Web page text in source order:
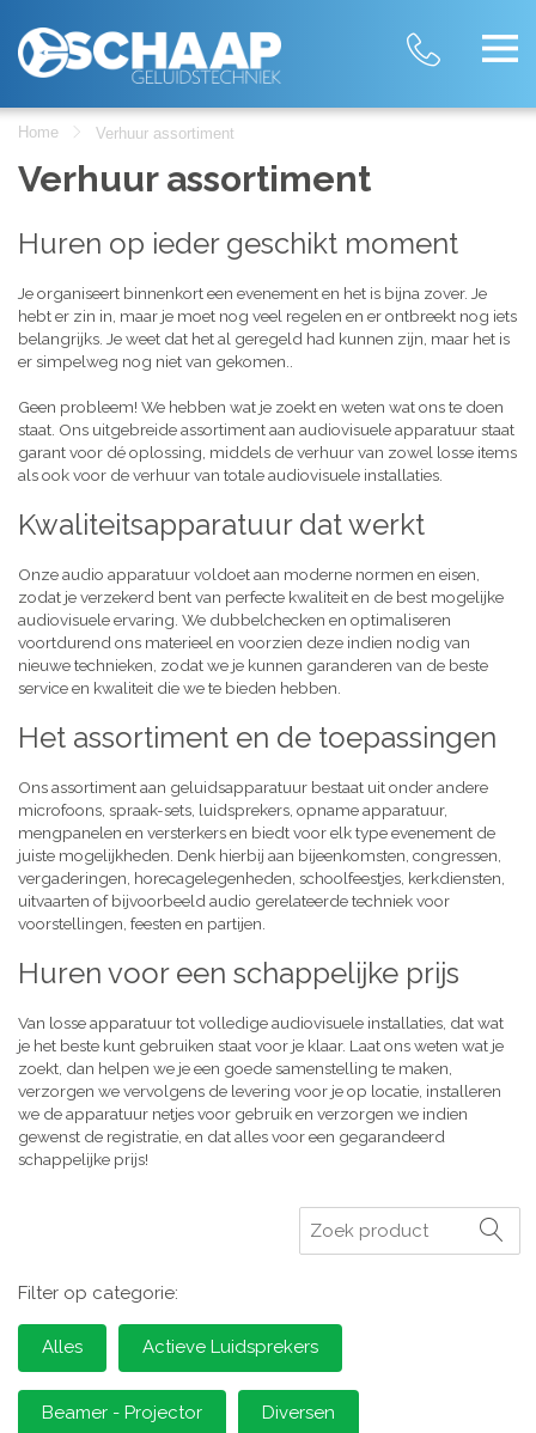
Home Verhuur assortiment
Verhuur assortiment
Huren op ieder geschikt moment
Je organiseert binnenkort een evenement en het is bijna zover. Je
hebt er zin in, maar je moet nog veel regelen en er ontbreekt nog iets
belangrijks. Je weet dat het al geregeld had kunnen zijn, maar het is
er simpelweg nog niet van gekomen..
Geen probleem! We hebben wat je zoekt en weten wat ons te doen
staat. Ons uitgebreide assortiment aan audiovisuele apparatuur staat
garant voor dé oplossing, middels de verhuur van zowel losse items
als ook voor de verhuur van totale audiovisuele installaties.
Kwaliteitsapparatuur dat werkt
Onze audio apparatuur voldoet aan moderne normen en eisen,
zodat je verzekerd bent van perfecte kwaliteit en de best mogelijke
audiovisuele ervaring. We dubbelchecken en optimaliseren
voortdurend ons materieel en voorzien deze indien nodig van
nieuwe technieken, zodat we je kunnen garanderen van de beste
service en kwaliteit die we te bieden hebben.
Het assortiment en de toepassingen
Ons assortiment aan geluidsapparatuur bestaat uit onder andere
microfoons, spraak-sets, luidsprekers, opname apparatuur,
mengpanelen en versterkers en biedt voor elk type evenement de
juiste mogelijkheden. Denk hierbij aan bijeenkomsten, congressen,
vergaderingen, horecagelegenheden, schoolfeestjes, kerkdiensten,
uitvaarten of bijvoorbeeld audio gerelateerde techniek voor
voorstellingen, feesten en partijen.
Huren voor een schappelijke prijs
Van losse apparatuur tot volledige audiovisuele installaties, dat wat
je het beste kunt gebruiken staat voor je klaar. Laat ons weten wat je
zoekt, dan helpen we je een goede samenstelling te maken,
verzorgen we vervolgens de levering voor je op locatie, installeren
we de apparatuur netjes voor gebruik en verzorgen we indien
gewenst de registratie, en dat alles voor een gegarandeerd
schappelijke prijs!
Zoeken
Filter op categorie:
Alles Actieve Luidsprekers
Beamer - Projector Diversen